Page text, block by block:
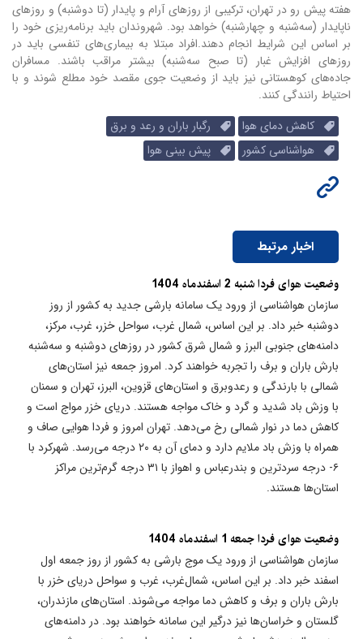
هفته پیش رو در تهران، ترکیبی از روزهای آرام و پایدار (تا دوشنبه) و روزهای
ناپایدار (سه‌شنبه و چهارشنبه) خواهد بود. شهروندان باید برنامه‌ریزی خود را
بر اساس این شرایط انجام دهند.افراد مبتلا به بیماری‌های تنفسی باید در
روزهای افزایش غبار (تا صبح سه‌شنبه) بیشتر مراقب باشند. مسافران
جاده‌های کوهستانی نیز باید از وضعیت جوی مقصد خود مطلع شوند و با
احتیاط رانندگی کنند.
کاهش دمای هوا
رگبار باران و رعد و برق
هواشناسی کشور
پیش بینی هوا
اخبار مرتبط
وضعیت هوای فردا شنبه 2 اسفندماه 1404
سازمان هواشناسی از ورود یک سامانه بارشی جدید به کشور از روز
دوشنبه خبر داد. بر این اساس، شمال غرب، سواحل خزر، غرب، مرکز،
دامنه‌های جنوبی البرز و شمال شرق کشور در روزهای دوشنبه و سه‌شنبه
بارش باران و برف را تجربه خواهند کرد. امروز جمعه نیز استان‌های
شمالی با بارندگی و رعدوبرق و استان‌های قزوین، البرز، تهران و سمنان
با وزش باد شدید و گرد و خاک مواجه هستند. دریای خزر مواج است و
کاهش دما در نوار شمالی رخ می‌دهد. تهران امروز و فردا هوایی صاف و
همراه با وزش باد ملایم دارد و دمای آن به ۲۰ درجه می‌رسد. شهرکرد با
۶- درجه سردترین و بندرعباس و اهواز با ۳۱ درجه گرم‌ترین مراکز
استان‌ها هستند.
وضعیت هوای فردا جمعه 1 اسفندماه 1404
سازمان هواشناسی از ورود یک موج بارشی به کشور از روز جمعه اول
اسفند خبر داد. بر این اساس، شمال‌غرب، غرب و سواحل دریای خزر با
بارش باران و برف و کاهش دما مواجه می‌شوند. استان‌های مازندران،
گلستان و خراسان‌ها نیز درگیر این سامانه خواهند بود. در دامنه‌های